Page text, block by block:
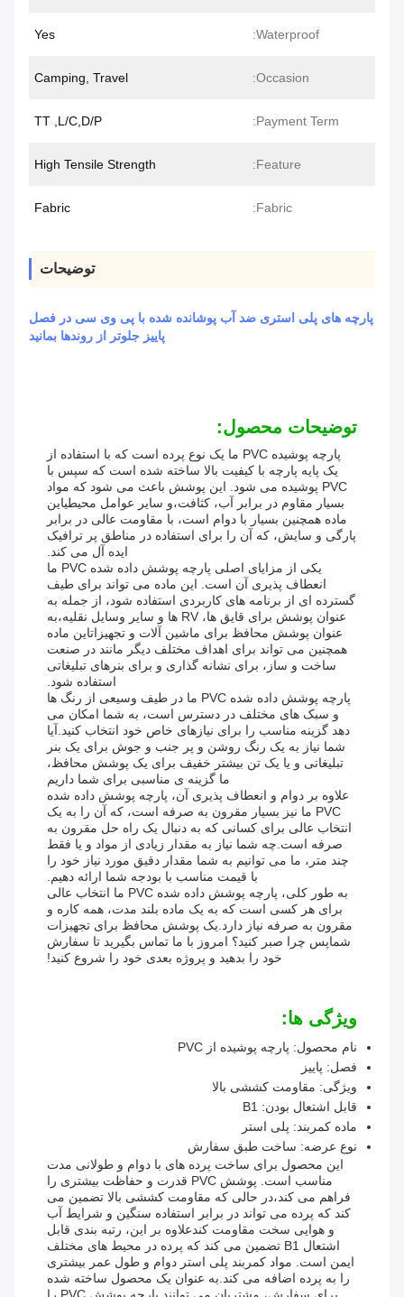
Waterproof:
Yes
Occasion:
Camping, Travel
Payment Term:
TT ,L/C,D/P
Feature:
High Tensile Strength
Fabric:
Fabric
توضیحات
پارچه های پلی استری ضد آب پوشانده شده با پی وی سی در فصل
پاییز جلوتر از روندها بمانید
توضیحات محصول:
پارچه پوشیده PVC ما یک نوع پرده است که با استفاده از
یک پایه پارچه با کیفیت بالا ساخته شده است که سپس با
PVC پوشیده می شود. این پوشش باعث می شود که مواد
بسیار مقاوم در برابر آب، کثافت،و سایر عوامل محیطیاین
ماده همچنین بسیار با دوام است، با مقاومت عالی در برابر
پارگی و سایش، که آن را برای استفاده در مناطق پر ترافیک
ایده آل می کند.
یکی از مزایای اصلی پارچه پوشش داده شده PVC ما
انعطاف پذیری آن است. این ماده می تواند برای طیف
گسترده ای از برنامه های کاربردی استفاده شود، از جمله به
عنوان پوشش برای قایق ها، RV ها و سایر وسایل نقلیه،به
عنوان پوشش محافظ برای ماشین آلات و تجهیزاتاین ماده
همچنین می تواند برای اهداف مختلف دیگر مانند در صنعت
ساخت و ساز، برای نشانه گذاری و برای بنرهای تبلیغاتی
استفاده شود.
پارچه پوشش داده شده PVC ما در طیف وسیعی از رنگ ها
و سبک های مختلف در دسترس است، به شما امکان می
دهد گزینه مناسب را برای نیازهای خاص خود انتخاب کنید.آیا
شما نیاز به یک رنگ روشن و پر جنب و جوش برای یک بنر
تبلیغاتی و یا یک تن بیشتر خفیف برای یک پوشش محافظ،
ما گزینه ی مناسبی برای شما داریم
علاوه بر دوام و انعطاف پذیری آن، پارچه پوشش داده شده
PVC ما نیز بسیار مقرون به صرفه است، که آن را به یک
انتخاب عالی برای کسانی که به دنبال یک راه حل مقرون به
صرفه است.چه شما نیاز به مقدار زیادی از مواد و یا فقط
چند متر، ما می توانیم به شما مقدار دقیق مورد نیاز خود را
با قیمت مناسب با بودجه شما ارائه دهیم.
به طور کلی، پارچه پوشش داده شده PVC ما انتخاب عالی
برای هر کسی است که به یک ماده بلند مدت، همه کاره و
مقرون به صرفه نیاز دارد.یک پوشش محافظ برای تجهیزات
شماپس چرا صبر کنید؟ امروز با ما تماس بگیرید تا سفارش
خود را بدهید و پروژه بعدی خود را شروع کنید!
ویژگی ها:
نام محصول: پارچه پوشیده از PVC
فصل: پاییز
ویژگی: مقاومت کششی بالا
قابل اشتعال بودن: B1
ماده کمربند: پلی استر
نوع عرضه: ساخت طبق سفارش
این محصول برای ساخت پرده های با دوام و طولانی مدت
مناسب است. پوشش PVC قدرت و حفاظت بیشتری را
فراهم می کند،در حالی که مقاومت کششی بالا تضمین می
کند که پرده می تواند در برابر استفاده سنگین و شرایط آب
و هوایی سخت مقاومت کندعلاوه بر این، رتبه بندی قابل
اشتعال B1 تضمین می کند که پرده در محیط های مختلف
ایمن است. مواد کمربند پلی استر دوام و طول عمر بیشتری
را به پرده اضافه می کند.به عنوان یک محصول ساخته شده